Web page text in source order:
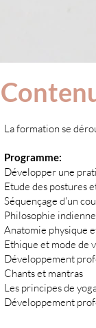
La formation se
Programme:
Développer une
Etude des postures
Séquençage d'un
Philosophie
Anatomie physique
Ethique et mode de
Développement
Chants et mantras
Les principes de
Développement